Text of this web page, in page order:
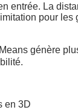
entrée. La
pour
génère
en 3D